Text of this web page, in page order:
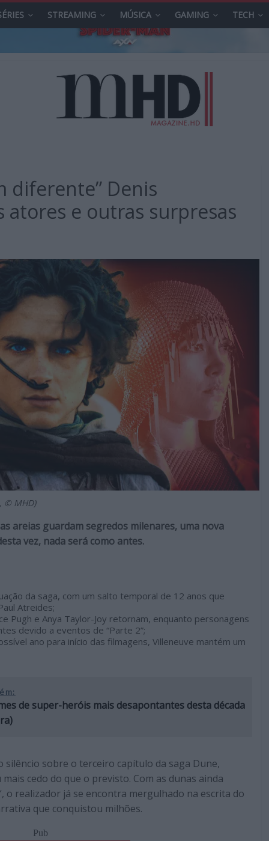
STREAMING MÚSICA GAMING TECH
diferente” Denis
atores e outras surpresas
© MHD)
areias guardam segredos milenares, uma nova
vez, nada será como antes.
da saga, com um salto temporal de 12 anos que
Atreides;
Pugh e Anya Taylor-Joy retornam, enquanto personagens
devido a eventos de “Parte 2”;
ano para início das filmagens, Villeneuve mantém um
de super-heróis mais desapontantes desta década
silêncio sobre o terceiro capítulo da saga Dune,
cedo do que o previsto. Com as dunas ainda
o realizador já se encontra mergulhado na escrita do
que conquistou milhões.
Pub